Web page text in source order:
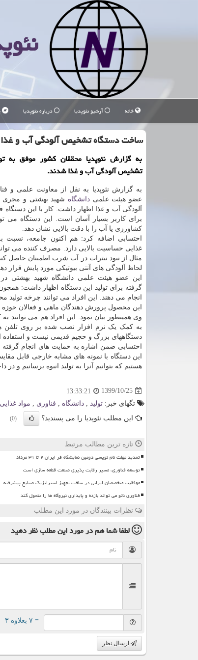
خانه آرشیو نئوپدیا درباره نئوپدیا
ساخت دستگاه تشخیص آلودگی آب و
به گزارش نئوپدیا محققان کشور موفق به
تشخیص آلودگی آب و غذا شدند.
به گزارش نئوپدیا به نقل از معاونت علمی و
عضو هیئت علمی دانشگاه شهید بهشتی و
آلودگی آب و غذا اظهار داشت: کار با این دستگاه
برای کاربر بسیار آسان است. این دستگاه می
کشاورزی یا آب را با دقت بالایی نشان دهد.
احتسابی اضافه کرد: هم اکنون جامعه،
غذایی حساسیت بالایی دارد. مصرف کننده می تواند
مثال از نبود نیترات در آب شرب اطمینان حاصل
لحاظ آلودگی های آنتی بیوتیکی مورد پایش قرار
این عضو هیئت علمی دانشگاه شهید بهشتی در
گرفته برای تولید این دستگاه اظهار داشت:
انجام می دهند. این افراد می توانند چرخه
این محصول پرورش دهندگان ماهی و فعالان حوزه
وی همینطور بیان نمود: این افراد هم می
به کمک یک نرم افزار نصب شده بر روی تلفن
دستگاههای بزرگ و حجیم قدیمی نیست و
احتسابی ضمن اشاره به حمایت های انجام
این دستگاه با نمونه های مشابه خارجی قابل
هستیم که بتوانیم آنرا به تولید انبوه برسانیم و
1399/10/25
13:33:21
تگهای خبر: تولید دانشگاه فناوری
مواد غذایی
این مطلب نئوپدیا را می پسندید؟
(0)
تازه ترین مطالب مرتبط
تمدید مهلت نام نویسی دومین نمایشگاه فر ایران ۲ تا ۳۱ مرداد
توسعه فناوری، مسیر رقابت پذیری صنعت قطعه سازی است
موفقیت متخصصان ایرانی در ساخت تجهیز استراتژیک صنایع پیشرفته
فناوری نانو می تواند بازده و پایداری نیروگاه ها را متحول کند
نظرات بینندگان در مورد این مطلب
لطفا شما همدر مورد این مطلبنظر دهید
= ۷ بعلاوه ۳
ارسال نظر